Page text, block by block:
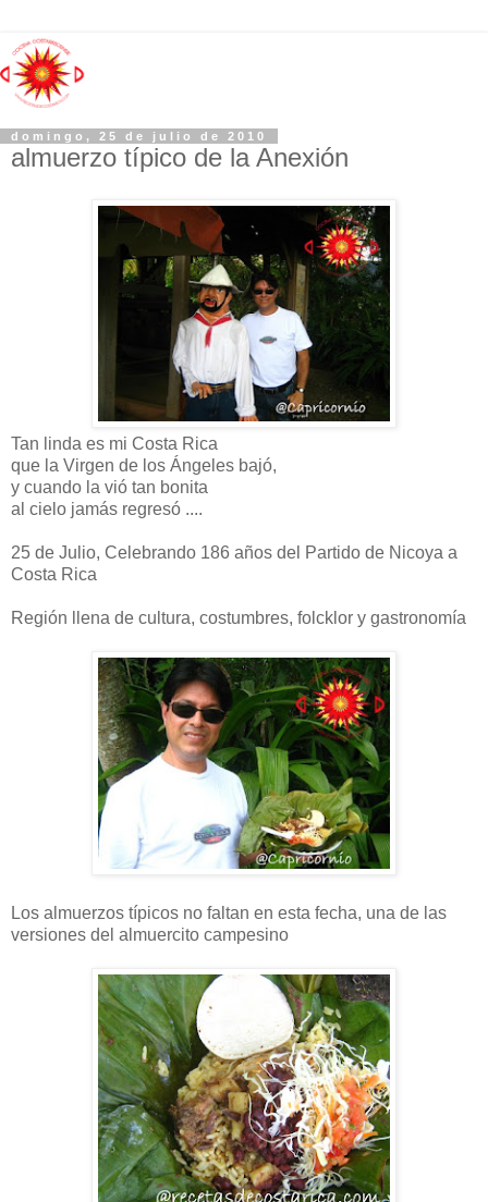
domingo, 25 de julio de 2010
almuerzo típico de la Anexión
Tan linda es mi Costa Rica
que la Virgen de los Ángeles bajó,
y cuando la vió tan bonita
al cielo jamás regresó ....
25 de Julio, Celebrando 186 años del Partido de Nicoya a
Costa Rica
Región llena de cultura, costumbres, folcklor y gastronomía
Los almuerzos típicos no faltan en esta fecha, una de las
versiones del almuercito campesino